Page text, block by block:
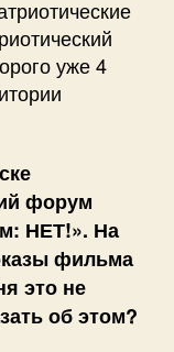
уже 4
форум
НЕТ!». На
фильма
это не
об этом?